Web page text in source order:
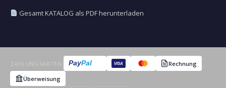
Gesamt KATALOG als PDF herunterladen
ZAHLUNGSARTEN: PayPal VISA
Rechnung
Überweisung